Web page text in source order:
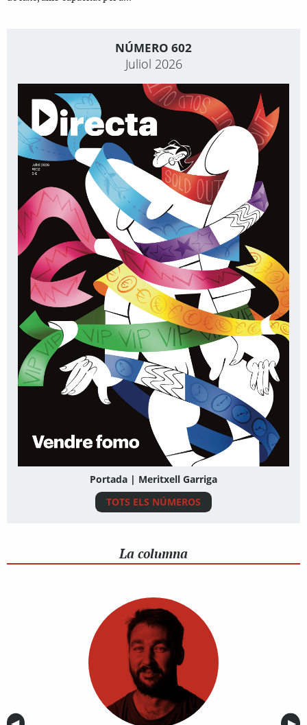
NÚMERO 602
Juliol 2026
Portada | Meritxell Garriga
TOTS ELS NÚMEROS
La columna